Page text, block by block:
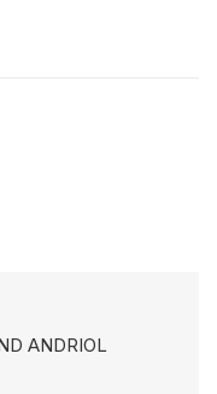
ANDRIOL